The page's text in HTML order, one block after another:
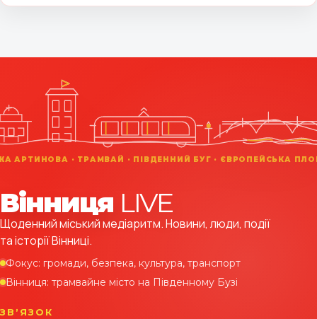
Вінниця LIVE
Щоденний міський медіаритм. Новини, люди, події
та історії Вінниці.
Фокус: громади, безпека, культура, транспорт
Вінниця: трамвайне місто на Південному Бузі
ЗВʼЯЗОК